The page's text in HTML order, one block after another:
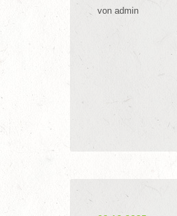
von admin